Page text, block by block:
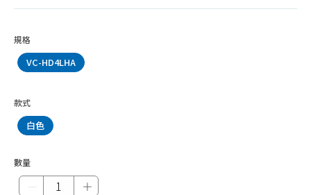
加濕器
檯燈、夾燈、配件
捕蚊燈
掛燙機、熨斗
除毛球機、縫紉機
插座、延長線
規格
VC-HD4LHA
款式
白色
數量
＋